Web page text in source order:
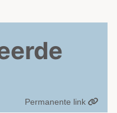
Permanente link